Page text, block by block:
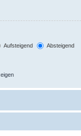
Aufsteigend Absteigend